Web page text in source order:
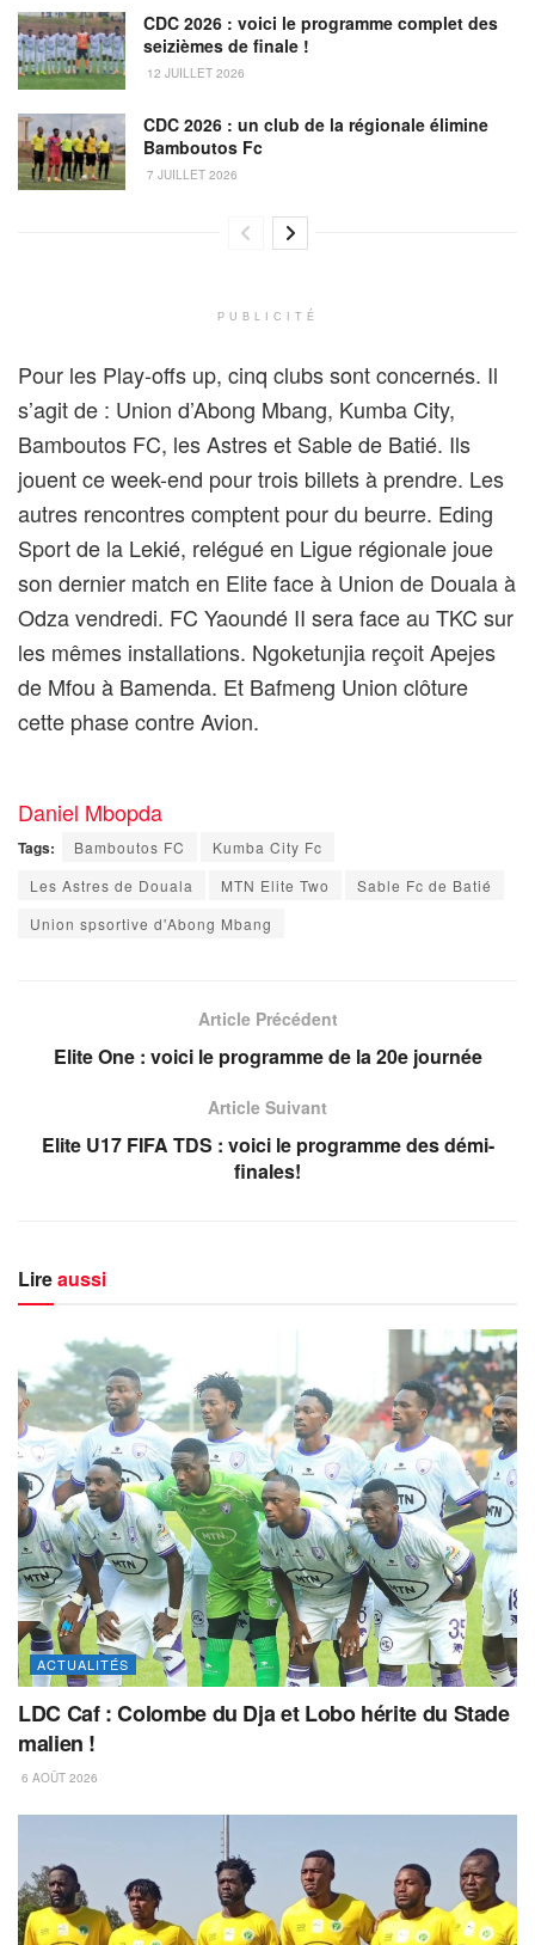
CDC 2026 : voici le programme complet des
seizièmes de finale !
12 JUILLET 2026
CDC 2026 : un club de la régionale élimine
Bamboutos Fc
7 JUILLET 2026
PUBLICITÉ
Pour les Play-offs up, cinq clubs sont concernés. Il
s’agit de : Union d’Abong Mbang, Kumba City,
Bamboutos FC, les Astres et Sable de Batié. Ils
jouent ce week-end pour trois billets à prendre. Les
autres rencontres comptent pour du beurre. Eding
Sport de la Lekié, relégué en Ligue régionale joue
son dernier match en Elite face à Union de Douala à
Odza vendredi. FC Yaoundé II sera face au TKC sur
les mêmes installations. Ngoketunjia reçoit Apejes
de Mfou à Bamenda. Et Bafmeng Union clôture
cette phase contre Avion.
Daniel Mbopda
Tags: Bamboutos FC
Kumba City Fc
Les Astres de Douala
MTN Elite Two
Sable Fc de Batié
Union spsortive d'Abong Mbang
Article Précédent
Elite One : voici le programme de la 20e journée
Article Suivant
Elite U17 FIFA TDS : voici le programme des démi-
finales!
Lireaussi
ACTUALITÉS
LDC Caf : Colombe du Dja et Lobo hérite du Stade
malien !
6 AOÛT 2026